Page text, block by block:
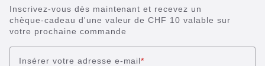
Inscrivez-vous dès maintenant et recevez un
chèque-cadeau d'une valeur de CHF 10 valable sur
votre prochaine commande
Insérer votre adresse e-mail*